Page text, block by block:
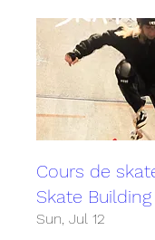
Cours de
Skate Building
Sun, Jul 12